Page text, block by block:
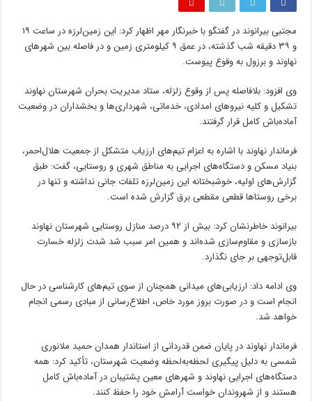
مجتبی بیرانوند در گفتگو با خبرنگار مهر اظهار کرد: این زمین‌لرزه در ساعت ۱۹
و ۳۹ دقیقه شب گذشته، در عمق ۹ کیلومتری زمین و در فاصله بین شهرهای
نهاوند وبرزول به وقوع پیوست.
وی افزود: بلافاصله پس از وقوع زلزله، ستاد مدیریت بحران شهرستان نهاوند
تشکیل و کلیه نیروهای امدادی، خدماتی، شهرداری‌ها و بخشداران در وضعیت
آماده‌باش کامل قرار گرفتند.
فرماندار نهاوند با اشاره به اعزام تیم‌های ارزیاب متشکل از جمعیت هلال‌احمر،
بنیاد مسکن و دستگاه‌های اجرایی به مناطق شهری و روستایی، گفت: طبق
گزارش‌های اولیه، خوشبختانه این زمین‌لرزه تلفات جانی نداشته و تنها در
برخی روستاها قطعی مقطعی برق گزارش شده است.
بیرانوند خاطرنشان کرد: بیش از ۹۲ درصد منازل روستایی شهرستان نهاوند
بازسازی و مقاوم‌سازی شده‌اند و همین امر سبب شد شدت زلزله خسارت
قابل‌توجهی بر جای نگذارد.
وی ادامه داد: ارزیابی‌های میدانی همچنان از سوی تیم‌های کارشناسی در حال
انجام است و در صورت بروز مورد خاص، اطلاع‌رسانی از مبادی رسمی انجام
خواهد شد.
فرماندار نهاوند در پایان ضمن قدردانی از استاندار همدان حمید ملانوری
شمسی به دلیل پیگیری لحظه‌به‌لحظه وضعیت شهرستان، تأکید کرد: همه
دستگاه‌های اجرایی نهاوند و شهرهای معین پشتیبان در آماده‌باش کامل
هستند و از شهروندان خواست آرامش خود را حفظ کنند.